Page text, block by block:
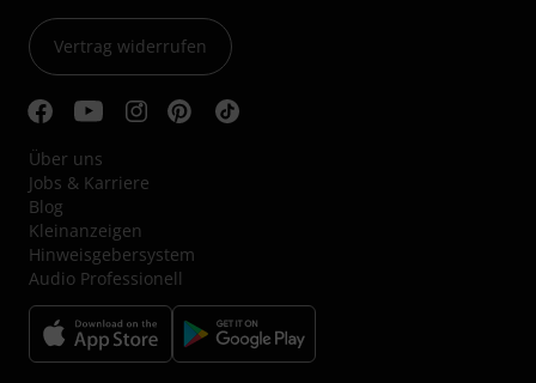
Vertrag widerrufen
Über uns
Jobs & Karriere
Blog
Kleinanzeigen
Hinweisgebersystem
Audio Professionell